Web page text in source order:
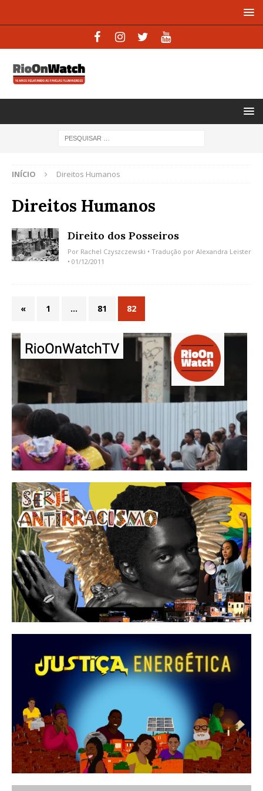
INÍCIO Direitos Humanos
Direitos Humanos
Direito dos Posseiros
Por Rachel Czyszczewski • Tradução por Alexandra Leister
• 01/12/2011
« 1 … 81 82